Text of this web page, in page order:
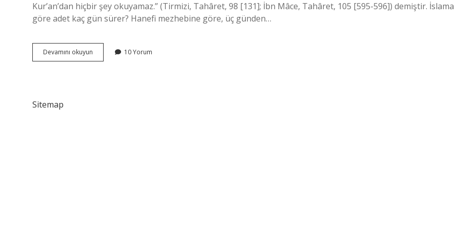
Kur’an’dan hiçbir şey okuyamaz.” (Tirmizi, Tahâret, 98 [131]; İbn Mâce, Tahâret, 105 [595-596]) demiştir. İslama
göre adet kaç gün sürer? Hanefi mezhebine göre, üç günden…
Devamını okuyun
Olduktan
10 Yorum
Sitemap